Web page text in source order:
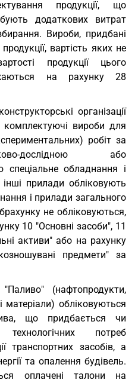
продукції, що
додаткових витрат
Вироби, придбані
вартість яких не
продукції цього
на рахунку 28
організації
комплектуючі вироби для
робіт за
дослідною або
спеціальне обладнання і
інші прилади обліковують
і прилади загального
не обліковуються,
10 "Основні засоби", 11
активи" або на рахунку
предмети" за
(нафтопродукти,
обліковуються
що придбається чи
потреб
транспортних засобів, а
та опалення будівель.
оплачені талони на